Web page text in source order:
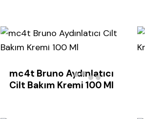
mc4t Bruno Aydınlatıcı
Cilt Bakım Kremi 100 Ml